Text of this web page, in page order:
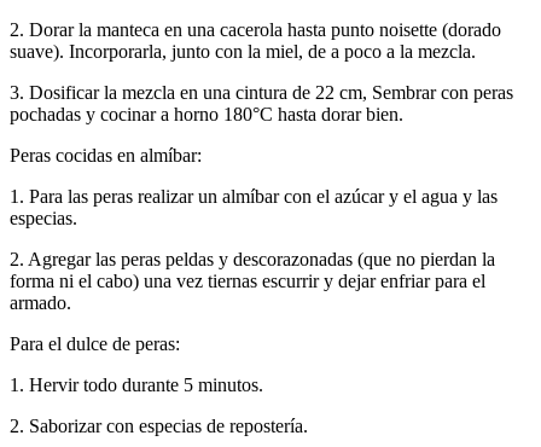
2. Dorar la manteca en una cacerola hasta punto noisette (dorado
suave). Incorporarla, junto con la miel, de a poco a la mezcla.
3. Dosificar la mezcla en una cintura de 22 cm, Sembrar con peras
pochadas y cocinar a horno 180°C hasta dorar bien.
Peras cocidas en almíbar:
1. Para las peras realizar un almíbar con el azúcar y el agua y las
especias.
2. Agregar las peras peldas y descorazonadas (que no pierdan la
forma ni el cabo) una vez tiernas escurrir y dejar enfriar para el
armado.
Para el dulce de peras:
1. Hervir todo durante 5 minutos.
2. Saborizar con especias de repostería.